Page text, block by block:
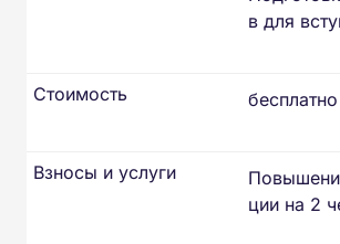
в для
бесплатно
Стоимость
ции на 2
Взносы и услуги